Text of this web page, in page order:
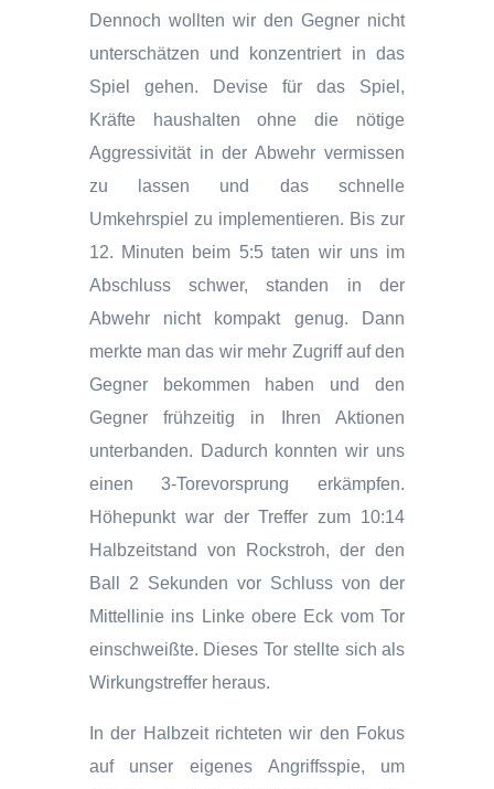
Dennoch wollten wir den Gegner nicht
unterschätzen und konzentriert in das
Spiel gehen. Devise für das Spiel,
Kräfte haushalten ohne die nötige
Aggressivität in der Abwehr vermissen
zu lassen und das schnelle
Umkehrspiel zu implementieren. Bis zur
12. Minuten beim 5:5 taten wir uns im
Abschluss schwer, standen in der
Abwehr nicht kompakt genug. Dann
merkte man das wir mehr Zugriff auf den
Gegner bekommen haben und den
Gegner frühzeitig in Ihren Aktionen
unterbanden. Dadurch konnten wir uns
einen 3-Torevorsprung erkämpfen.
Höhepunkt war der Treffer zum 10:14
Halbzeitstand von Rockstroh, der den
Ball 2 Sekunden vor Schluss von der
Mittellinie ins Linke obere Eck vom Tor
einschweißte. Dieses Tor stellte sich als
Wirkungstreffer heraus.
In der Halbzeit richteten wir den Fokus
auf unser eigenes Angriffsspie, um